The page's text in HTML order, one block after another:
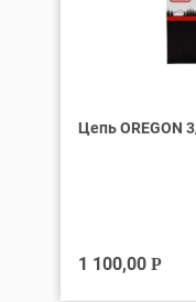
Цепь OREGON
1 100,00 Р